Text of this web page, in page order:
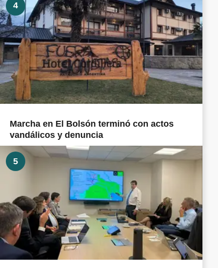
4
Marcha en El Bolsón terminó con actos
vandálicos y denuncia
5